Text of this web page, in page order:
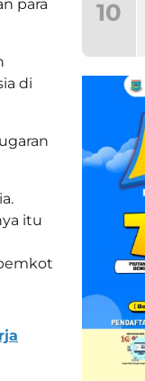
para
di
itu
10